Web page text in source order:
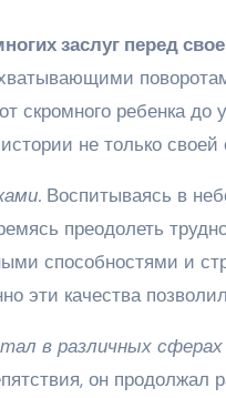
заслуг перед
скромного ребенка до
не только
Воспитываясь в
преодолеть
способностями и
эти качества
в различных сферах
он продолжал